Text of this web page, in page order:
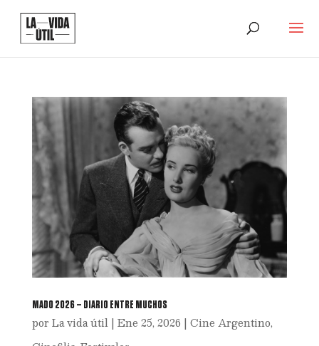
MADO 2026 – DIARIO ENTRE MUCHOS
por La vida útil| Ene 25, 2026 | Cine Argentino,